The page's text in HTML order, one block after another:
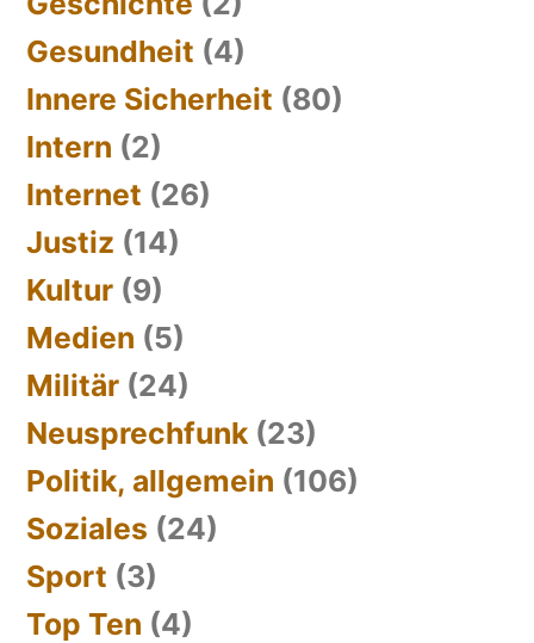
Gesundheit (4)
Innere Sicherheit (80)
Intern (2)
Internet (26)
Justiz (14)
Kultur (9)
Medien (5)
Militär (24)
Neusprechfunk (23)
Politik, allgemein (106)
Soziales (24)
Sport (3)
Top Ten (4)